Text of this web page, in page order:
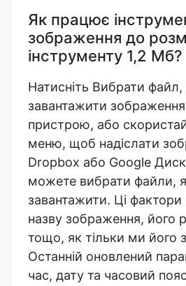
Натисніть Вибрати
завантажити зображення
пристрою, або
меню, щоб надіслати
Dropbox або Google
можете вибрати файли,
завантажити. Ці фактори
назву зображення, його
тощо, як тільки ми його
Останній оновлений
час, дату та часовий
останній змінений. Це
індикатор прогресу
та перед тим, як ми